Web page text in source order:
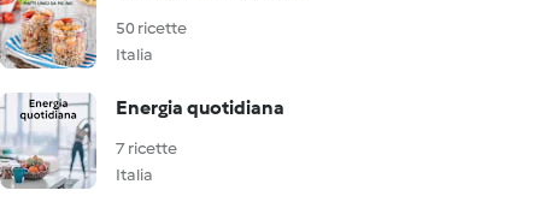
50 ricette
Italia
Energia quotidiana
7 ricette
Italia